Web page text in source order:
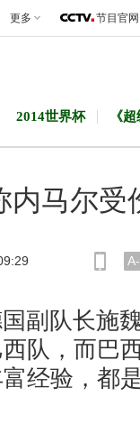
更多 节目官网
2014世界杯 《
内马尔受
A-
队长施
队，而巴
经验，都